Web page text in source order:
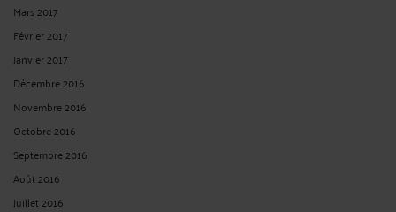
Mars 2017
Février 2017
Janvier 2017
Décembre 2016
Novembre 2016
Octobre 2016
Septembre 2016
Août 2016
Juillet 2016